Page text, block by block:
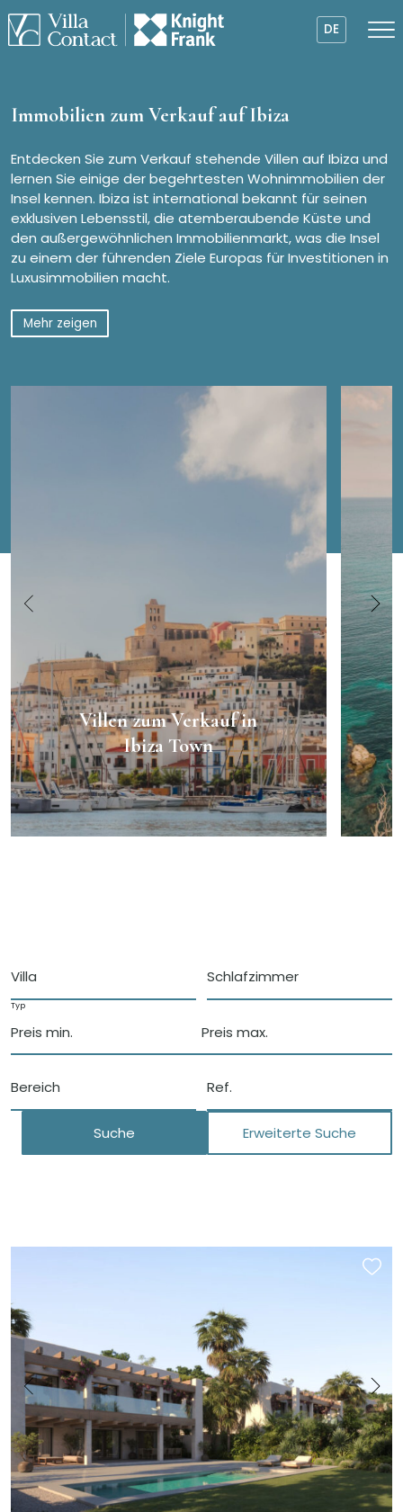
DE
Immobilien zum Verkauf auf Ibiza
Entdecken Sie zum Verkauf stehende Villen auf Ibiza und
lernen Sie einige der begehrtesten Wohnimmobilien der
Insel kennen. Ibiza ist international bekannt für seinen
exklusiven Lebensstil, die atemberaubende Küste und
den außergewöhnlichen Immobilienmarkt, was die Insel
zu einem der führenden Ziele Europas für Investitionen in
Luxusimmobilien macht.
Mehr zeigen
Villen zum Verkauf in
Ibiza Town
Villa
Typ
Schlafzimmer
Preis min. Preis max.
Bereich
Suche Erweiterte Suche
Frontlinie
Garten
Landansichten
Zentralheizung
Garage
Klimatisierung
Privater Brunnen
Lizenz für touristische Vermietung
Schließen